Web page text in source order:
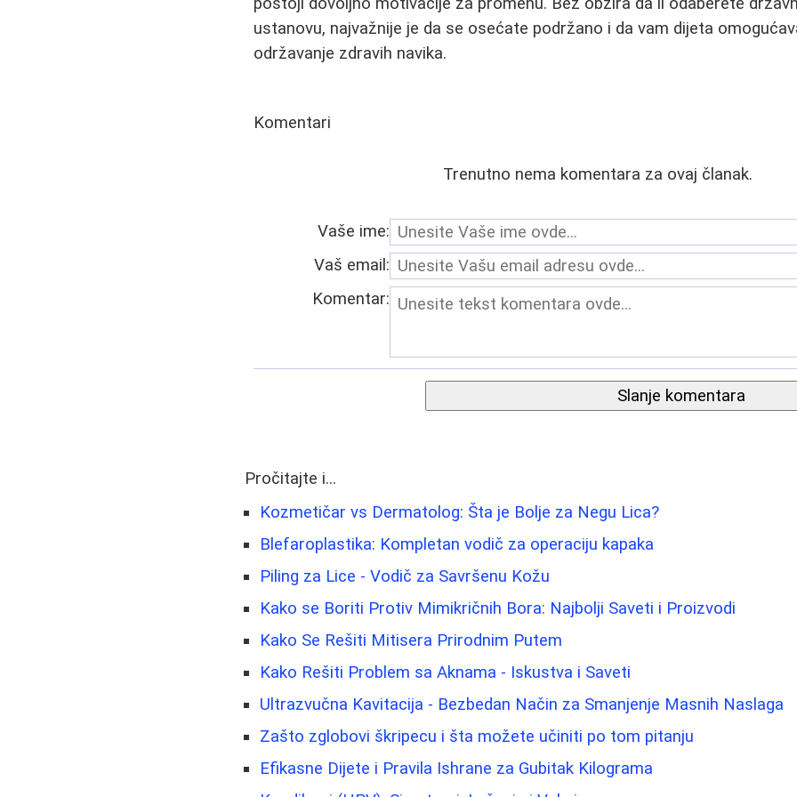
ustanovu, najvažnije je da se osećate podržano i da vam dijeta
održavanje zdravih navika.
Komentari
Trenutno nema komentara za ovaj članak.
Vaše ime:
Vaš email:
Komentar:
Slanje komentara
Pročitajte i...
Kozmetičar vs Dermatolog: Šta je Bolje za Negu Lica?
Blefaroplastika: Kompletan vodič za operaciju kapaka
Piling za Lice - Vodič za Savršenu Kožu
Kako se Boriti Protiv Mimikričnih Bora: Najbolji Saveti i Proizvodi
Kako Se Rešiti Mitisera Prirodnim Putem
Kako Rešiti Problem sa Aknama - Iskustva i Saveti
Ultrazvučna Kavitacija - Bezbedan Način za Smanjenje Masnih Naslaga
Zašto zglobovi škripecu i šta možete učiniti po tom pitanju
Efikasne Dijete i Pravila Ishrane za Gubitak Kilograma